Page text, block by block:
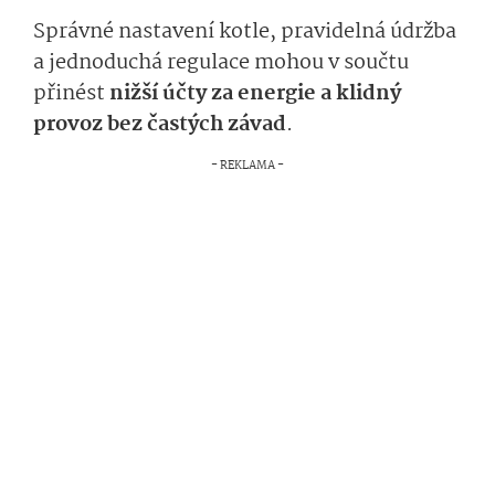
Správné nastavení kotle, pravidelná údržba
a jednoduchá regulace mohou v součtu
přinést nižší účty za energie a klidný
provoz bez častých závad.